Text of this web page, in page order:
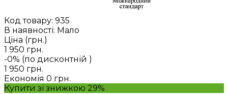
Код товару: 935
В наявності: Мало
Ціна (грн.)
1 950 грн.
-0% (по дисконтній )
1 950 грн.
Економія 0 грн.
Купити зі знижкою 29%